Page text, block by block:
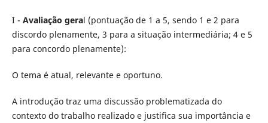
I - Avaliação geral (pontuação de 1 a 5, sendo 1 e 2 para
discordo plenamente, 3 para a situação intermediária; 4 e 5
para concordo plenamente):
O tema é atual, relevante e oportuno.
A introdução traz uma discussão problematizada do
contexto do trabalho realizado e justifica sua importância e